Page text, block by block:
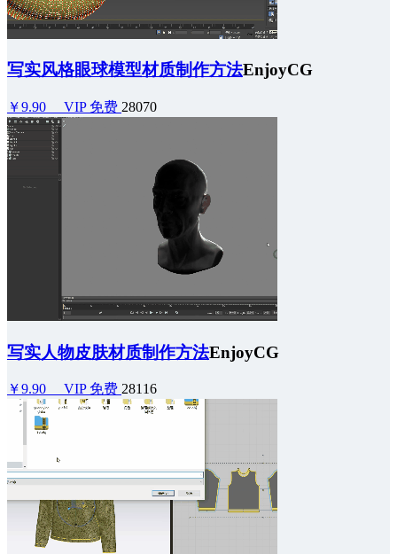
写实风格眼球模型材质制作方法EnjoyCG
￥9.90 VIP 免费 28070
写实人物皮肤材质制作方法EnjoyCG
￥9.90 VIP 免费 28116